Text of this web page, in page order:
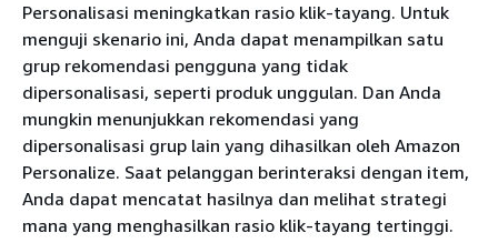
Personalisasi meningkatkan rasio klik-tayang. Untuk
menguji skenario ini, Anda dapat menampilkan satu
grup rekomendasi pengguna yang tidak
dipersonalisasi, seperti produk unggulan. Dan Anda
mungkin menunjukkan rekomendasi yang
dipersonalisasi grup lain yang dihasilkan oleh Amazon
Personalize. Saat pelanggan berinteraksi dengan item,
Anda dapat mencatat hasilnya dan melihat strategi
mana yang menghasilkan rasio klik-tayang tertinggi.